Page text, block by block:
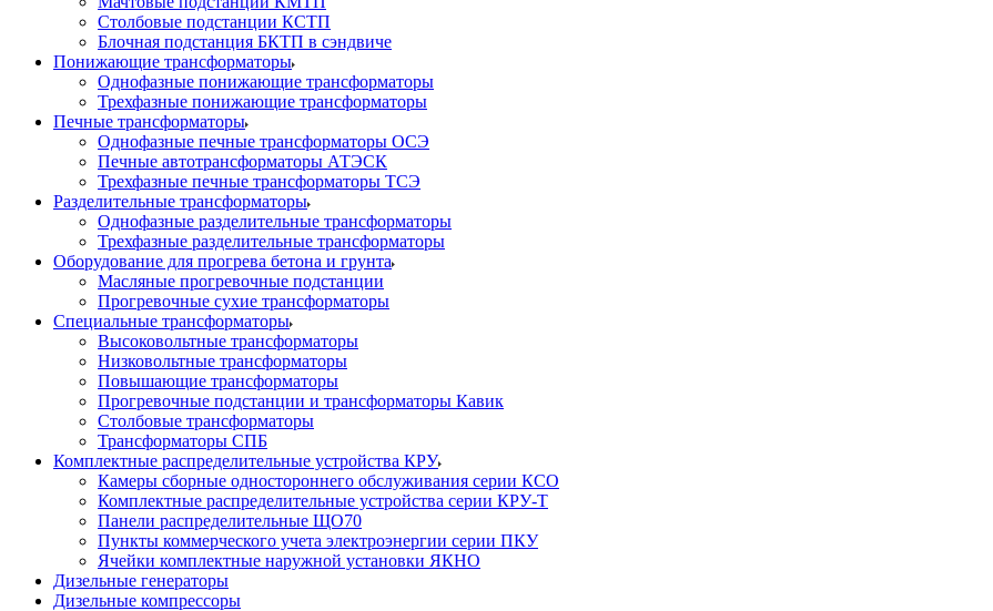
Столбовые подстанции КСТП
Блочная подстанция БКТП в сэндвиче
Понижающие трансформаторы
Однофазные понижающие трансформаторы
Трехфазные понижающие трансформаторы
Печные трансформаторы
Однофазные печные трансформаторы ОСЭ
Печные автотрансформаторы АТЭСК
Трехфазные печные трансформаторы ТСЭ
Разделительные трансформаторы
Однофазные разделительные трансформаторы
Трехфазные разделительные трансформаторы
Оборудование для прогрева бетона и грунта
Масляные прогревочные подстанции
Прогревочные сухие трансформаторы
Специальные трансформаторы
Высоковольтные трансформаторы
Низковольтные трансформаторы
Повышающие трансформаторы
Прогревочные подстанции и трансформаторы Кавик
Столбовые трансформаторы
Трансформаторы СПБ
Комплектные распределительные устройства КРУ
Камеры сборные одностороннего обслуживания серии КСО
Комплектные распределительные устройства серии КРУ-Т
Панели распределительные ЩО70
Пункты коммерческого учета электроэнергии серии ПКУ
Ячейки комплектные наружной установки ЯКНО
Дизельные генераторы
Дизельные компрессоры